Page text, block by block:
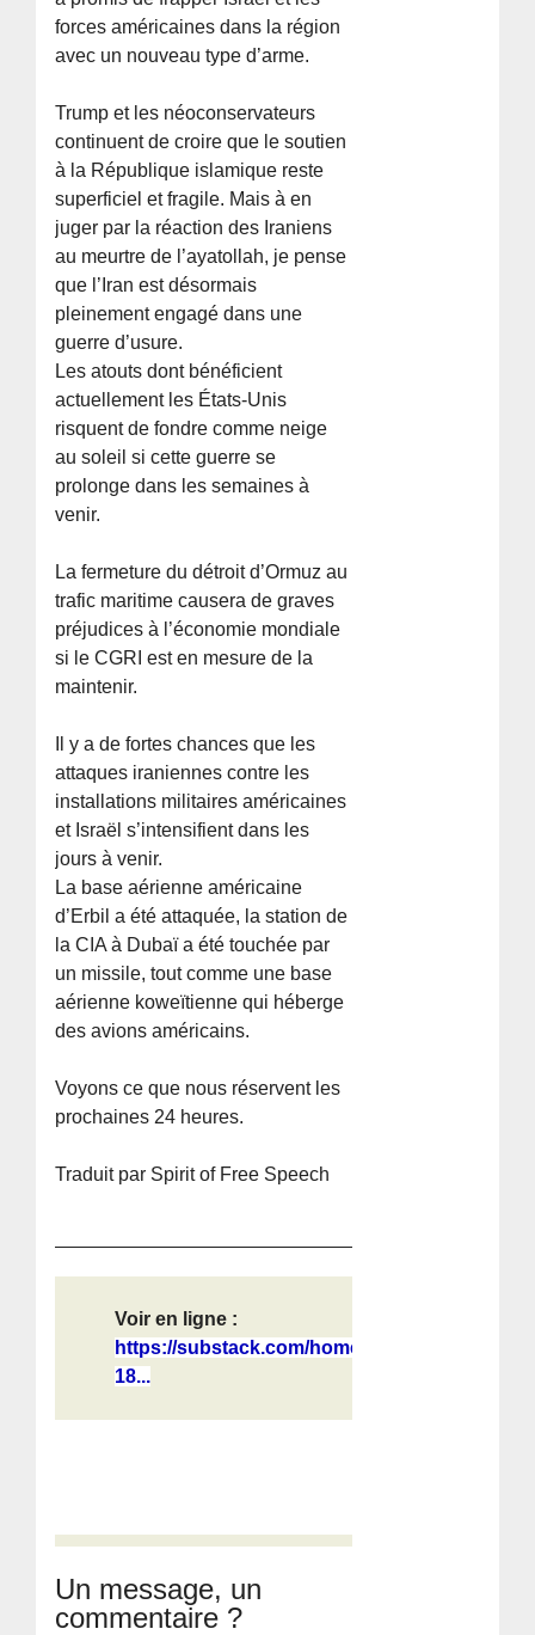
forces américaines dans la région
avec un nouveau type d’arme.
Trump et les néoconservateurs
continuent de croire que le soutien
à la République islamique reste
superficiel et fragile. Mais à en
juger par la réaction des Iraniens
au meurtre de l’ayatollah, je pense
que l’Iran est désormais
pleinement engagé dans une
guerre d’usure.
Les atouts dont bénéficient
actuellement les États-Unis
risquent de fondre comme neige
au soleil si cette guerre se
prolonge dans les semaines à
venir.
La fermeture du détroit d’Ormuz au
trafic maritime causera de graves
préjudices à l’économie mondiale
si le CGRI est en mesure de la
maintenir.
Il y a de fortes chances que les
attaques iraniennes contre les
installations militaires américaines
et Israël s’intensifient dans les
jours à venir.
La base aérienne américaine
d’Erbil a été attaquée, la station de
la CIA à Dubaï a été touchée par
un missile, tout comme une base
aérienne koweïtienne qui héberge
des avions américains.
Voyons ce que nous réservent les
prochaines 24 heures.
Traduit par Spirit of Free Speech
Voir en ligne :
https://substack.com/home/post/p-
18...
Un message, un
commentaire ?